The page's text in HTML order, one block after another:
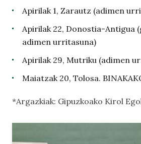
Apirilak 1, Zarautz (adimen
Apirilak 22, Donostia-Antigua
adimen urritasuna)
Apirilak 29, Mutriku (adimen
Maiatzak 20, Tolosa.
*Argazkiak: Gipuzkoako Kirol